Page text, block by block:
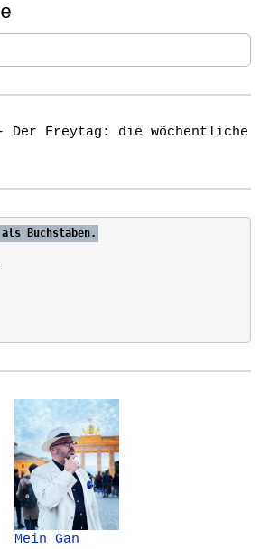
Der Freytag: die wöchentliche
Buchstaben.
Mein Gan